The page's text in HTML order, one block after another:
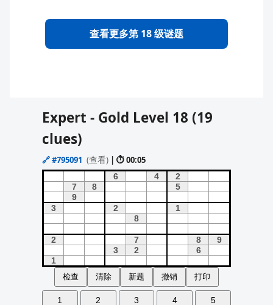
查看更多第 18 级谜题
Expert - Gold Level 18 (19
clues)
🔗#795091 (查看) | ⏱ 00:05
检查 清除 新题 撤销 打印
1 2 3 4 5